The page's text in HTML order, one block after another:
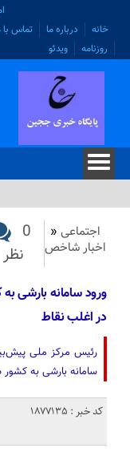
خانه
درباره ما تماس با
روزنامه
ویدئو
اجتماعی «
اخبار شاخص
0
نظر
ورود سامانه بارشی
در اغلب نقاط
رئیس مرکز ملی
سامانه بارشی به کشور
کد خبر : 1877135